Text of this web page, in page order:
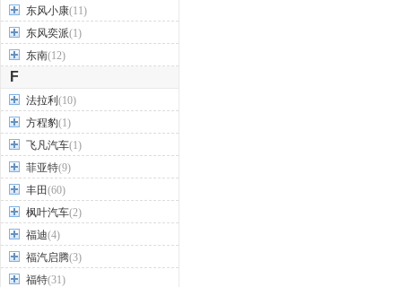
东风小康(11)
东风奕派(1)
东南(12)
F
法拉利 (10)
方程豹(1)
飞凡汽车(1)
菲亚特(9)
丰田(60)
枫叶汽车(2)
福迪(4)
福汽启腾(3)
福特(31)